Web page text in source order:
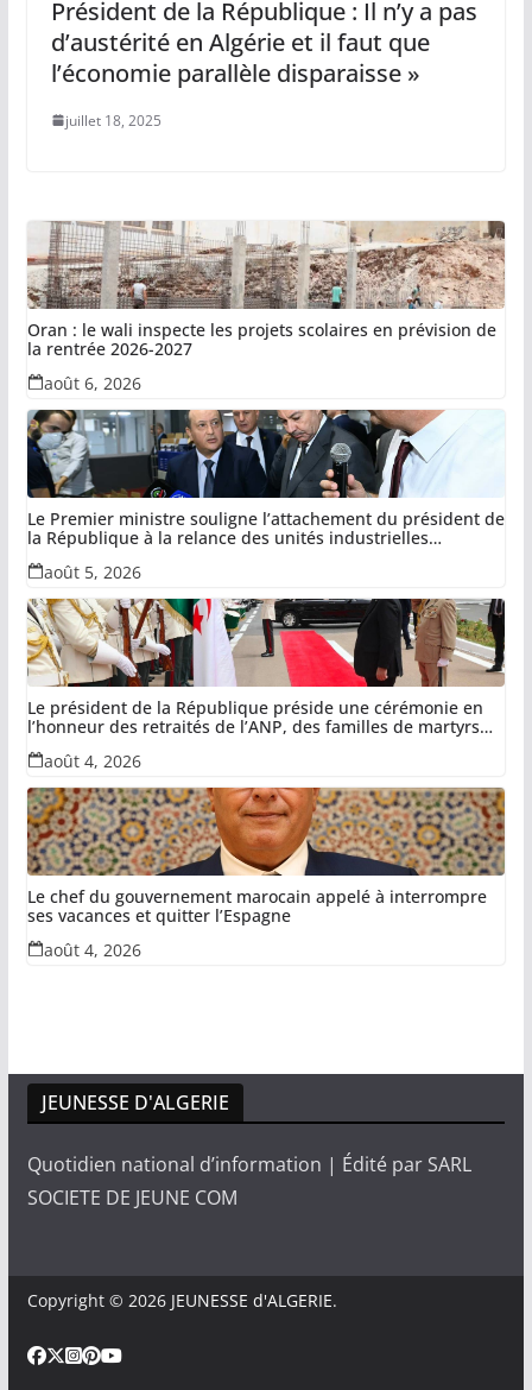
Président de la République : Il n’y a pas
d’austérité en Algérie et il faut que
l’économie parallèle disparaisse »
juillet 18, 2025
Oran : le wali inspecte les projets scolaires en prévision de
la rentrée 2026-2027
août 6, 2026
Le Premier ministre souligne l’attachement du président de
la République à la relance des unités industrielles
confisquées dans le cadre de la récupération des avoirs
détournés
août 5, 2026
Le président de la République préside une cérémonie en
l’honneur des retraités de l’ANP, des familles de martyrs
du devoir national et des invalides dans le cadre de la lutte
antiterroriste
août 4, 2026
Le chef du gouvernement marocain appelé à interrompre
ses vacances et quitter l’Espagne
août 4, 2026
JEUNESSE D'ALGERIE
Quotidien national d’information | Édité par SARL
SOCIETE DE JEUNE COM
Copyright © 2026 JEUNESSE d'ALGERIE.